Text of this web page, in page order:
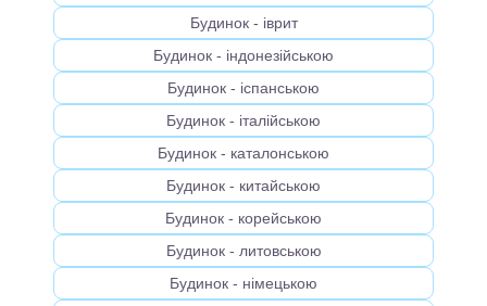
Будинок - іврит
Будинок - індонезійською
Будинок - іспанською
Будинок - італійською
Будинок - каталонською
Будинок - китайською
Будинок - корейською
Будинок - литовською
Будинок - німецькою